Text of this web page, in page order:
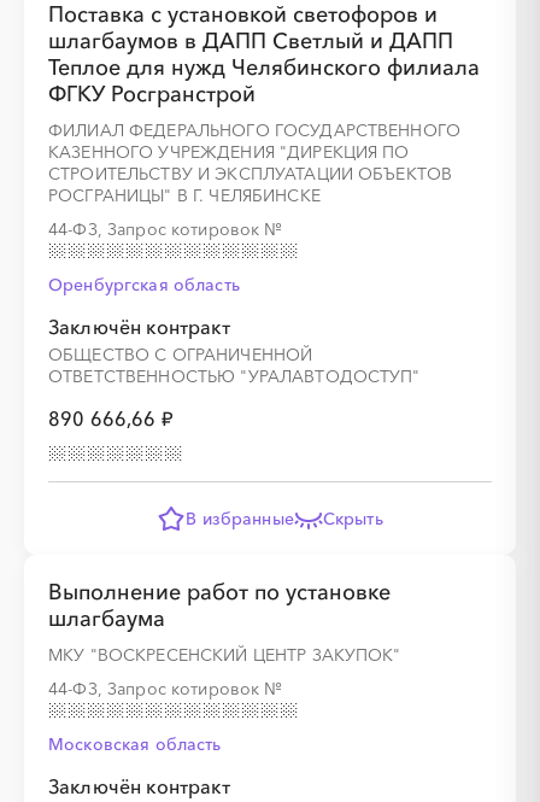
Поставка с установкой светофоров и
шлагбаумов в ДАПП Светлый и ДАПП
Теплое для нужд Челябинского филиала
ФГКУ Росгранстрой
ФИЛИАЛ ФЕДЕРАЛЬНОГО ГОСУДАРСТВЕННОГО
КАЗЕННОГО УЧРЕЖДЕНИЯ "ДИРЕКЦИЯ ПО
СТРОИТЕЛЬСТВУ И ЭКСПЛУАТАЦИИ ОБЪЕКТОВ
РОСГРАНИЦЫ" В Г. ЧЕЛЯБИНСКЕ
44-ФЗ, Запрос котировок №
Оренбургская область
Заключён контракт
ОБЩЕСТВО С ОГРАНИЧЕННОЙ
ОТВЕТСТВЕННОСТЬЮ "УРАЛАВТОДОСТУП"
890 666,66 ₽
В избранные Скрыть
Выполнение работ по установке
шлагбаума
МКУ "ВОСКРЕСЕНСКИЙ ЦЕНТР ЗАКУПОК"
44-ФЗ, Запрос котировок №
Московская область
Заключён контракт